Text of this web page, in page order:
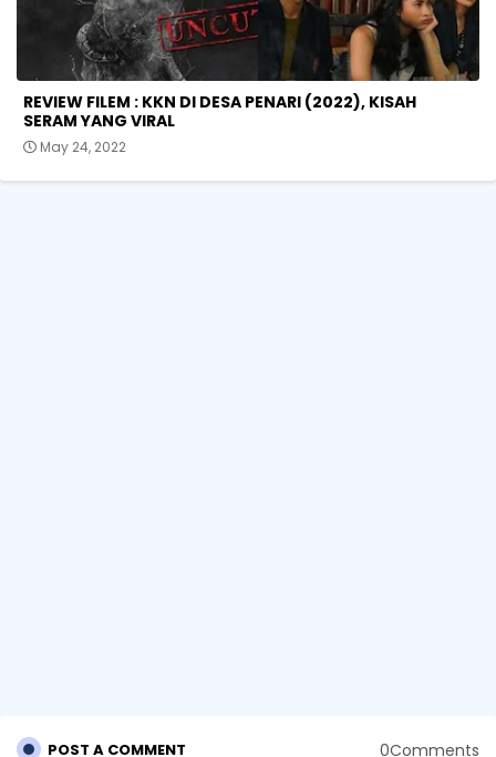
REVIEW FILEM : KKN DI DESA PENARI (2022), KISAH
SERAM YANG VIRAL
May 24, 2022
POST A COMMENT 0Comments